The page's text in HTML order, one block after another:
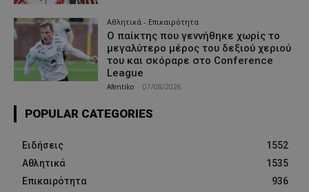
Αθλητικά - Επικαιρότητα
Ο παίκτης που γεννήθηκε χωρίς το
μεγαλύτερο μέρος του δεξιού χεριού
του και σκόραρε στο Conference
League
Afentiko 07/08/2026
POPULAR CATEGORIES
Ειδήσεις
1552
Αθλητικά
1535
Επικαιρότητα
936